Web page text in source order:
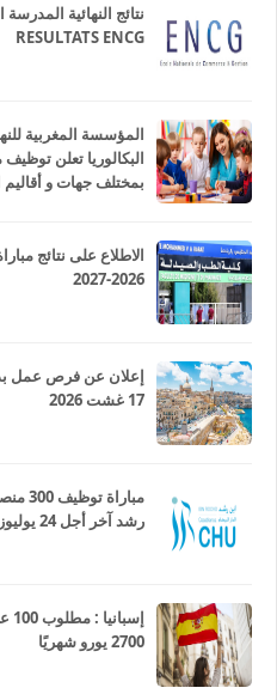
RESULTATS ENCG
البكالوريا تعلن توظيف
بمختلف جهات و أقاليم
الاطلاع على نتائج
2026-2027
إعلان عن فرص عمل
17 غشت 2026
رشد آخر أجل 24 يوليوز 2026
2700 يورو شهريًا